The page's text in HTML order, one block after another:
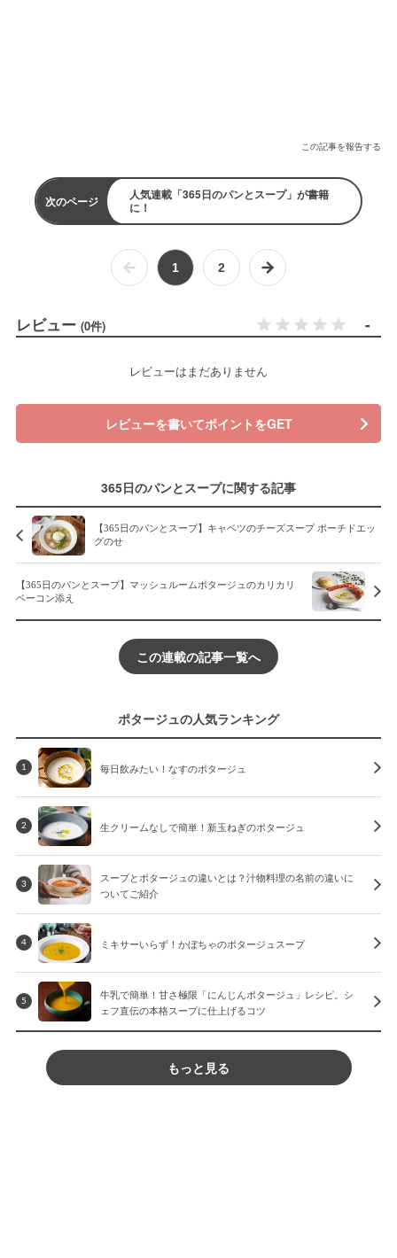
この記事を報告する
次のページ
人気連載「365日のパンとスープ」が書籍
に！
1 2
レビュー (0件) -
レビューはまだありません
レビューを書いてポイントをGET
365日のパンとスープに関する記事
【365日のパンとスープ】キャベツのチーズスープ ポーチドエッ
グのせ
【365日のパンとスープ】マッシュルームポタージュのカリカリ
ベーコン添え
この連載の記事一覧へ
ポタージュの人気ランキング
1 毎日飲みたい！なすのポタージュ
2 生クリームなしで簡単！新玉ねぎのポタージュ
3
スープとポタージュの違いとは？汁物料理の名前の違いに
ついてご紹介
4 ミキサーいらず！かぼちゃのポタージュスープ
5
牛乳で簡単！甘さ極限「にんじんポタージュ」レシピ。シ
ェフ直伝の本格スープに仕上げるコツ
もっと見る